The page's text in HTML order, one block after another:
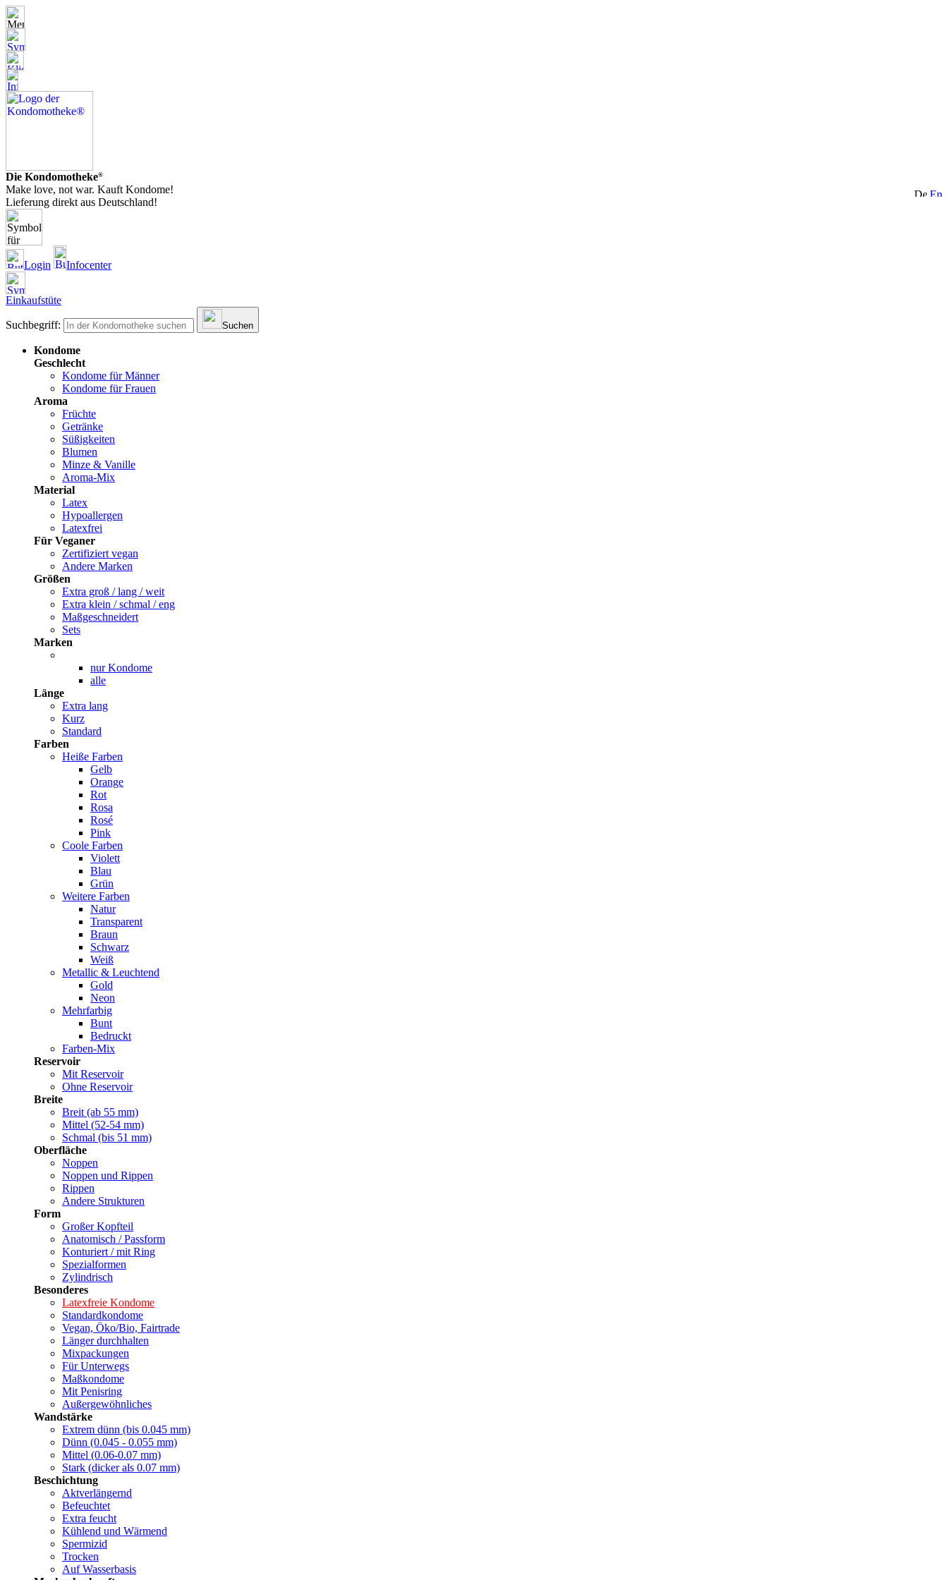
Die Kondomotheke®
Make love, not war. Kauft Kondome!
Lieferung direkt aus Deutschland!
Login Infocenter
Einkaufstüte
Suchbegriff: Suchen
Kondome
Geschlecht
Kondome für Männer
Kondome für Frauen
Aroma
Früchte
Getränke
Süßigkeiten
Blumen
Minze & Vanille
Aroma-Mix
Material
Latex
Hypoallergen
Latexfrei
Für Veganer
Zertifiziert vegan
Andere Marken
Größen
Extra groß / lang / weit
Extra klein / schmal / eng
Maßgeschneidert
Sets
Marken
nur Kondome
alle
Länge
Extra lang
Kurz
Standard
Farben
Heiße Farben
Gelb
Orange
Rot
Rosa
Rosé
Pink
Coole Farben
Violett
Blau
Grün
Weitere Farben
Natur
Transparent
Braun
Schwarz
Weiß
Metallic & Leuchtend
Gold
Neon
Mehrfarbig
Bunt
Bedruckt
Farben-Mix
Reservoir
Mit Reservoir
Ohne Reservoir
Breite
Breit (ab 55 mm)
Mittel (52-54 mm)
Schmal (bis 51 mm)
Oberfläche
Noppen
Noppen und Rippen
Rippen
Andere Strukturen
Form
Großer Kopfteil
Anatomisch / Passform
Konturiert / mit Ring
Spezialformen
Zylindrisch
Besonderes
Latexfreie Kondome
Standardkondome
Vegan, Öko/Bio, Fairtrade
Länger durchhalten
Mixpackungen
Für Unterwegs
Maßkondome
Mit Penisring
Außergewöhnliches
Wandstärke
Extrem dünn (bis 0.045 mm)
Dünn (0.045 - 0.055 mm)
Mittel (0.06-0.07 mm)
Stark (dicker als 0.07 mm)
Beschichtung
Aktverlängernd
Befeuchtet
Extra feucht
Kühlend und Wärmend
Spermizid
Trocken
Auf Wasserbasis